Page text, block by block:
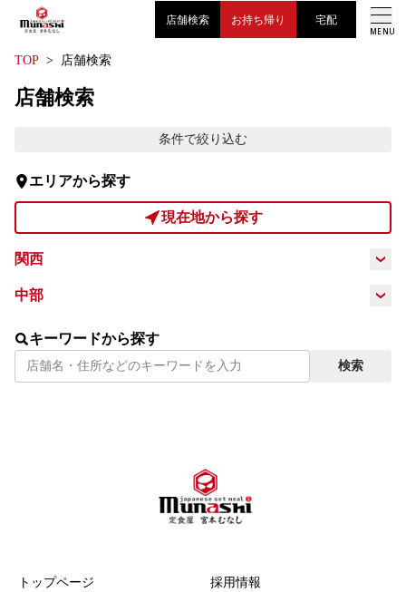
店舗検索 お持ち帰り 宅配
MENU
トップページ
お知らせ
採用情報
お問い合わせ
TOP 店舗検索
店舗検索
条件で絞り込む
エリアから探す
現在地から探す
関西
大阪府
中部
愛知県
キーワードから探す
検索
トップページ
採用情報